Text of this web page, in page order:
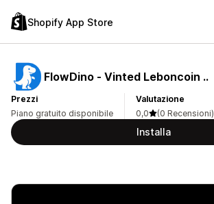
Shopify App Store
FlowDino ‑ Vinted Leboncoin ..
Prezzi
Piano gratuito disponibile
Valutazione
0,0
(0 Recensioni)
Installa